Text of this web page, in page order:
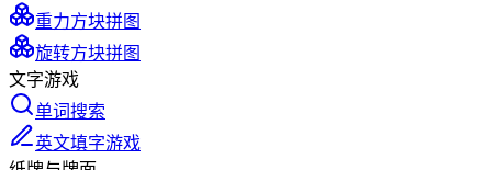
重力方块拼图
旋转方块拼图
文字游戏
单词搜索
英文填字游戏